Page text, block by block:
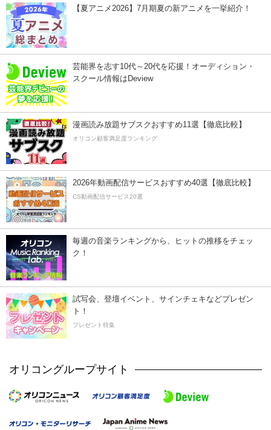
【夏アニメ2026】7月期夏の新アニメを一挙紹介！
芸能界を志す10代～20代を応援！オーディション・
スクール情報はDeview
漫画読み放題サブスクおすすめ11選【徹底比較】
オリコン顧客満足度ランキング
2026年動画配信サービスおすすめ40選【徹底比較】
CS動画配信サービス20選
毎週の音楽ランキングから、ヒットの推移をチェッ
ク！
試写会、登壇イベント、サインチェキなどプレゼン
ト！
プレゼント特集
オリコングループサイト